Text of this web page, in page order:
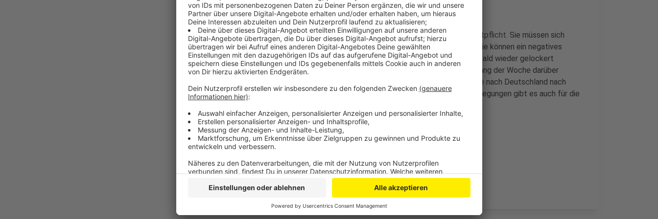
Aktuell gilt für Reiserückkehrer aus Risikogebieten noch eine Testpflicht. Sie müssen sich
direkt für 14 Tage in häusliche Quarantäne begeben, es sei denn sie können ein negatives
Testergebnis vorweisen. Diese Regeln könnten allerdings schon bald wieder gelockert
werden. Die Gesundheitsminister von Bund und Länder haben Anfang der Woche darüber
beraten, die kostenlose Corona-Tests für Urlauber bei der Einreise nach Deutschland nach
Ende der Sommerreisesaison abzuschaffen. Entsprechende Überlegungen gibt es auch für die
Anzeige